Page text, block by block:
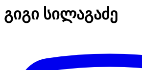
გიგი სილაგაძე